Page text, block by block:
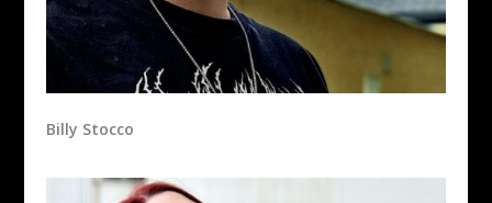
Billy Stocco